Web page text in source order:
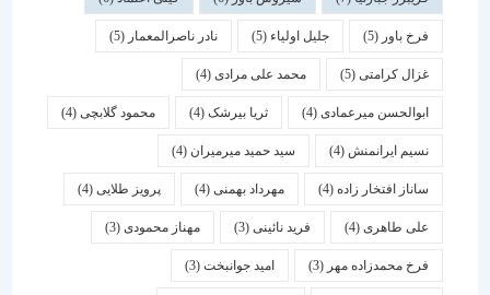
فرخ باور(5) جلیل اولیاء(5) نادر ناصرالمعمار (5)
غزال کرامتی(5) محمد علی مرادی(4)
ابوالحسن میرعمادی(4) ثریا بیرشک(4) محمود گلابچی(4)
نسیم ایرانمنش(4) سید حمید میرمیران(4)
ساناز افتخار زاده(4) مهرداد بهمنی (4) پرویز طلایی(4)
علی طاهری(4) فرید نائینی(3) مهناز محمودی(3)
فرخ محمدزاده مهر(3) امید جوانبخت(3)